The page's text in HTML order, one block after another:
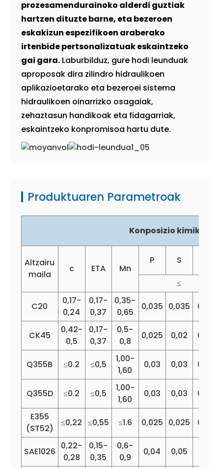
prozesamendurainoko alderdi guztiak
hartzen dituzte barne, eta bezeroen
eskakizun espezifikoen araberako
irtenbide pertsonalizatuak eskaintzeko
gai gara.Laburbilduz, gure hodi leunduak
aproposak dira zilindro hidraulikoen
aplikazioetarako eta bezeroei sistema
hidraulikoen oinarrizko osagaiak,
zehaztasun handikoak eta fidagarriak,
eskaintzeko konpromisoa hartu dute.
Produktuaren Parametroak
Konposizio kimikoa
Altzairu
maila
c ETA Mn
P S
≤
C20
0,17-
0,24
0,17-
0,37
0,35-
0,65
0,035 0,035 0,25
CK45
0,42-
0,5
0,17-
0,37
0,5-
0,8
0,025 0,02 0,25
Q355B ≤0.2 ≤0,5
1,00-
1,60
0,03 0,03 0,03
Q355D ≤0.2 ≤0,5
1,00-
1,60
0,03 0,03 0,25
E355
(ST52)
≤0,22 ≤0,55 ≤1.6 0,025 0,025 0,25
SAE1026
0,22-
0,28
0,15-
0,35
0,6-
0,9
0,04 0,05